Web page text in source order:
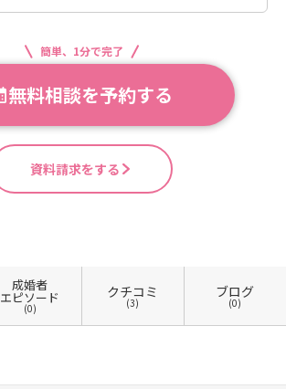
簡単、1分で完了
無料相談を予約する
資料請求をする
成婚者
エピソード
(0)
クチコミ
(3)
ブログ
(0)